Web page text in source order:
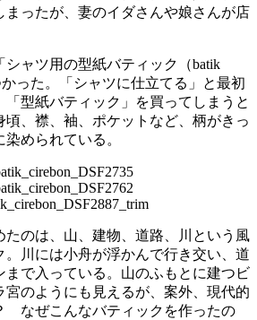
まったが、妻のイダさんや娘さんが店
ャツ用の型紙バティック（batik
った。「シャツに仕立てる」と最初
型紙バティック」を買ってしまうと
頃、襟、袖、ポケットなど、柄がきっ
められている。
のは、山、建物、道路、川という風
。川には小舟が浮かんで行き交い、道
まで入っている。山のふもとに建つビ
宮のようにも見えるが、案外、現代的
なぜこんなバティックを作ったの